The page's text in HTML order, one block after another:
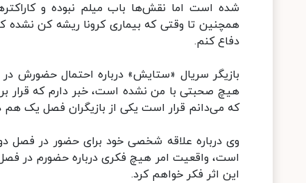
شده است اما نقش‌ها باب میلم نبوده و
همچنین تا وقتی که بیماری کرونا ریشه کن نشده
دفاع کنم.
بازیگر سریال «ستایش» درباره احتمال حضورش
هیچ صحبتی با من نشده است، خبر دارم که قرار
که می‌دانم قرار است یکی از بازیگران فصل یک
وی درباره علاقه شخصی خود برای حضور در فصل
است، واقعیت امر هیچ فکری درباره حضورم در فصل
این اثر فکر خواهم کرد.